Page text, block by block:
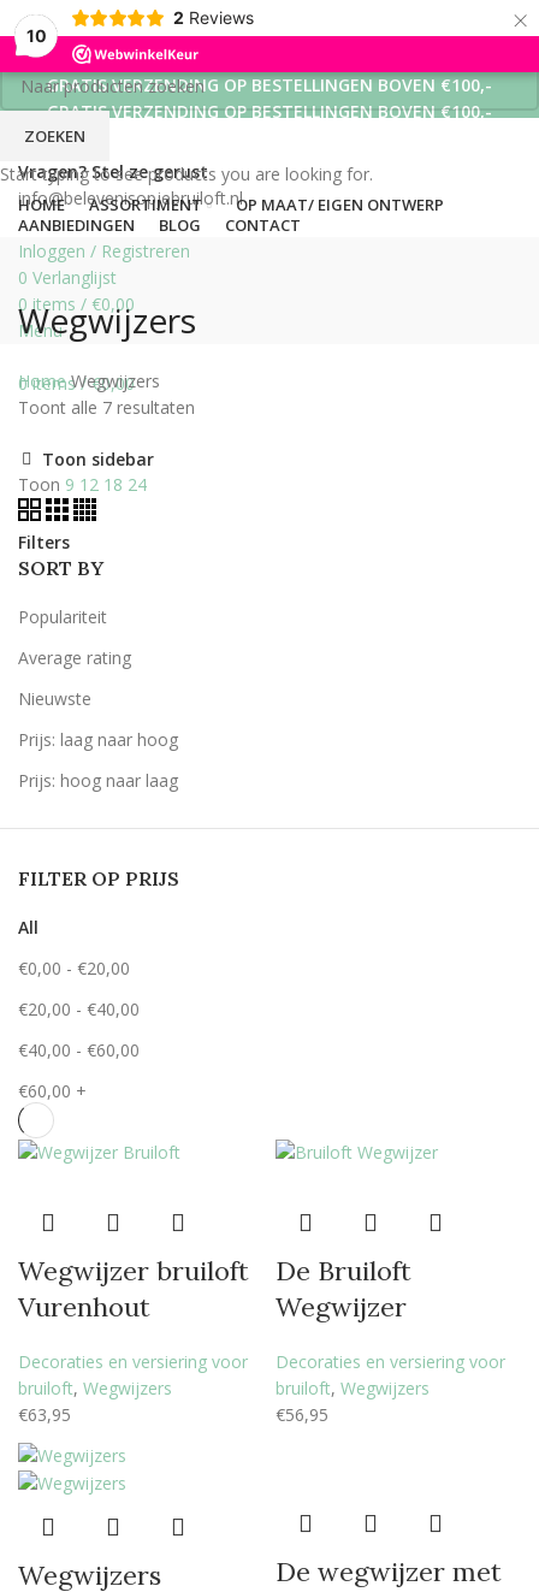
10
2 Reviews ×
GRATIS VERZENDING OP BESTELLINGEN BOVEN €100,-
GRATIS VERZENDING OP BESTELLINGEN BOVEN €100,-
GRATIS VERZENDING OP BESTELLINGEN BOVEN €100,-
Vragen? Stel ze gerust
info@belevenisopjebruiloft.nl
Inloggen / Registreren
0 Verlanglijst
0items / €0,00
Menu
0items / €0,00
HOME ASSORTIMENT
OP MAAT/ EIGEN ONTWERP
AANBIEDINGEN
BLOG CONTACT
Wegwijzers
HomeWegwijzers
Toont alle 7 resultaten
Toon sidebar
Toon 9 12 18 24
Filters
SORT BY
Populariteit
Average rating
Nieuwste
Prijs: laag naar hoog
Prijs: hoog naar laag
FILTER OP PRIJS
All
€0,00 - €20,00
€20,00 - €40,00
€40,00 - €60,00
€60,00 +
Wegwijzer bruiloft
Vurenhout
Decoraties en versiering voor
bruiloft, Wegwijzers
€63,95
De Bruiloft
Wegwijzer
Decoraties en versiering voor
bruiloft, Wegwijzers
€56,95
Wegwijzers
De wegwijzer met
ZOEKEN
Start typing to see products you are looking for.